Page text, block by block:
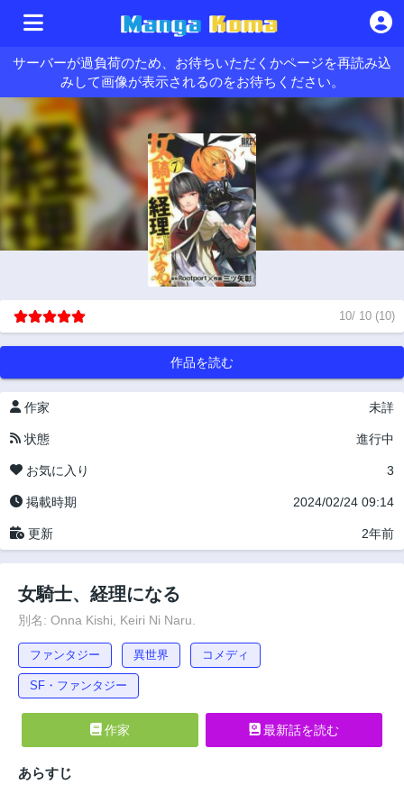
サーバーが過負荷のため、お待ちいただくかページを再読み込
みして画像が表示されるのをお待ちください。
10/ 10 (10)
作品を読む
作家 未詳
状態 進行中
お気に入り 3
掲載時期 2024/02/24 09:14
更新 2年前
女騎士、経理になる
別名: Onna Kishi, Keiri Ni Naru.
ファンタジー 異世界 コメディ
SF・ファンタジー
作家 最新話を読む
あらすじ